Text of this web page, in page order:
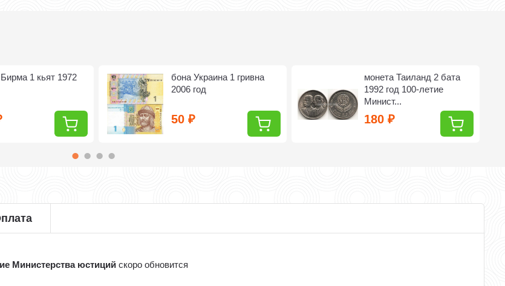
1 кьят 1972
бона Украина 1 гривна
2006 год
50₽
монета Таиланд 2 бата
1992 год 100-летие
Минист...
180₽
Министерства юстиций скоро обновится